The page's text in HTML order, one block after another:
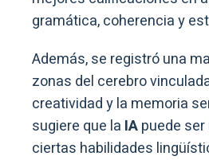
gramática, coherencia y
Además, se registró una
zonas del cerebro
creatividad y la memoria
sugiere que la IApuede
ciertas habilidades